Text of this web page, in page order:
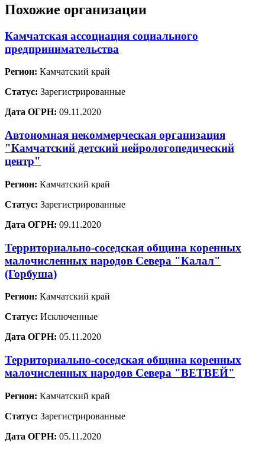
Похожие организации
Камчатская ассоциация социального
предпринимательства
Регион: Камчатский край
Статус: Зарегистрированные
Дата ОГРН: 09.11.2020
Автономная некоммерческая организация
"Камчатский детский нейрологопедический
центр"
Регион: Камчатский край
Статус: Зарегистрированные
Дата ОГРН: 09.11.2020
Территориально-соседская община коренных
малочисленных народов Севера "Калал"
(Горбуша)
Регион: Камчатский край
Статус: Исключенные
Дата ОГРН: 05.11.2020
Территориально-соседская община коренных
малочисленных народов Севера "ВЕТВЕЙ"
Регион: Камчатский край
Статус: Зарегистрированные
Дата ОГРН: 05.11.2020